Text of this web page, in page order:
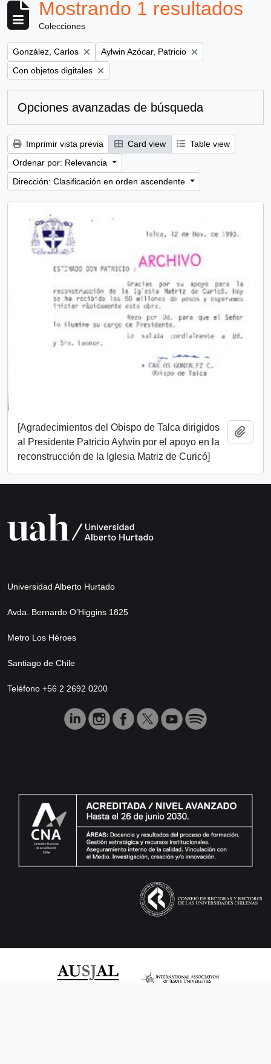
Mostrando 1 resultados
Colecciones
Remove filter:
González, Carlos Remove filter:
Aylwin Azócar, Patricio
Remove filter:
Con objetos digitales
Opciones avanzadas de búsqueda
Imprimir vista previa Card view
Table view
Ordenar por: Relevancia
Dirección: Clasificación en orden ascendente
[Agradecimientos del Obispo de Talca dirigidos
al Presidente Patricio Aylwin por el apoyo en la
reconstrucción de la Iglesia Matriz de Curicó]
Universidad Alberto Hurtado
Avda. Bernardo O’Higgins 1825
Metro Los Héroes
Santiago de Chile
Teléfono +56 2 2692 0200